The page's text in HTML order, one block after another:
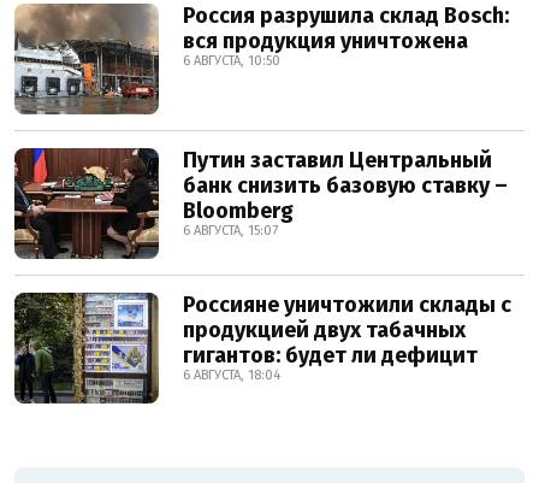
Россия разрушила склад Bosch:
вся продукция уничтожена
6 АВГУСТА, 10:50
Путин заставил Центральный
банк снизить базовую ставку –
Bloomberg
6 АВГУСТА, 15:07
Россияне уничтожили склады с
продукцией двух табачных
гигантов: будет ли дефицит
6 АВГУСТА, 18:04